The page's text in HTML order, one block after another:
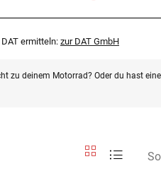
ermitteln:zur DAT GmbH
zu deinem Motorrad? Oder du hast